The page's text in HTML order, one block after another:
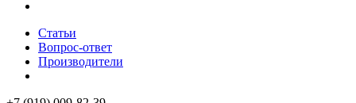
Статьи
Вопрос-ответ
Производители